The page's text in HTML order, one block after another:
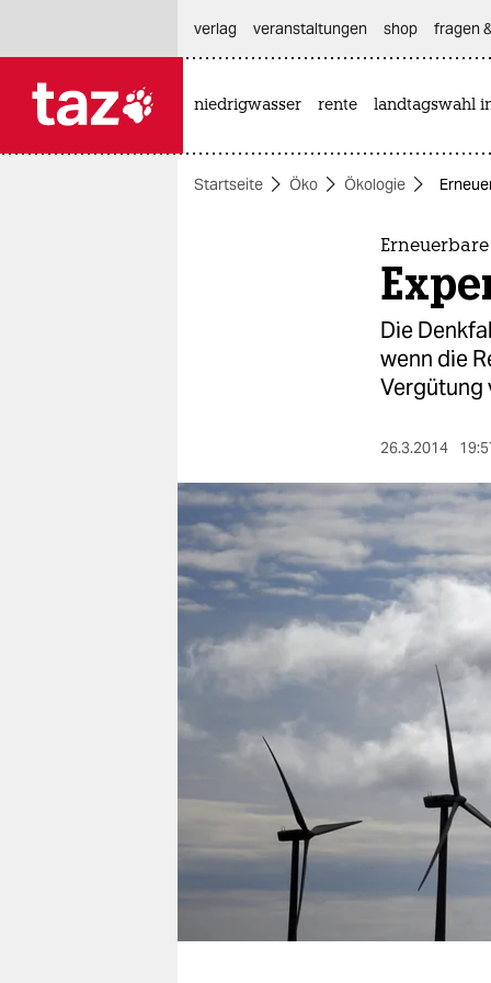
themen
berlin
nord
wahrheit
verlag
veranstaltungen
fragen & hilfe
unterstützen
genossenschaft
verlag
veranstaltungen shop fragen
niedrigwasser rente landtagswahl
Startseite Öko Ökologie
Die
wenn die
Vergütung
26.3.2014